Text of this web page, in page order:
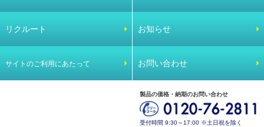
リクルート お知らせ
サイトのご利用にあたって お問い合わせ
製品の価格・納期のお問い合わせ
受付時間 9:30～17:00 ※土日祝を除く